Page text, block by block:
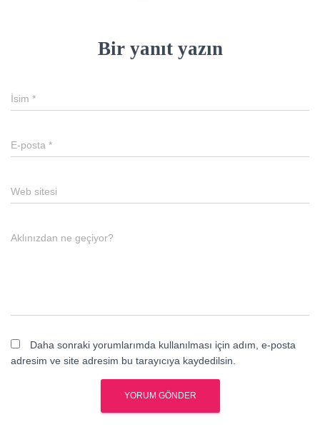
Bir yanıt yazın
İsim *
E-posta *
Web sitesi
Aklınızdan ne geçiyor?
Daha sonraki yorumlarımda kullanılması için adım, e-posta
adresim ve site adresim bu tarayıcıya kaydedilsin.